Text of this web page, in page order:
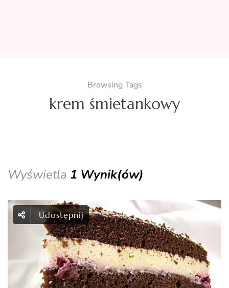
Browsing Tags
krem śmietankowy
Wyświetla 1 Wynik(ów)
Udostępnij